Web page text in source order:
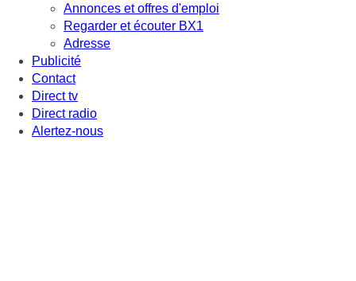
Annonces et offres d'emploi
Regarder et écouter BX1
Adresse
Publicité
Contact
Direct tv
Direct radio
Alertez-nous